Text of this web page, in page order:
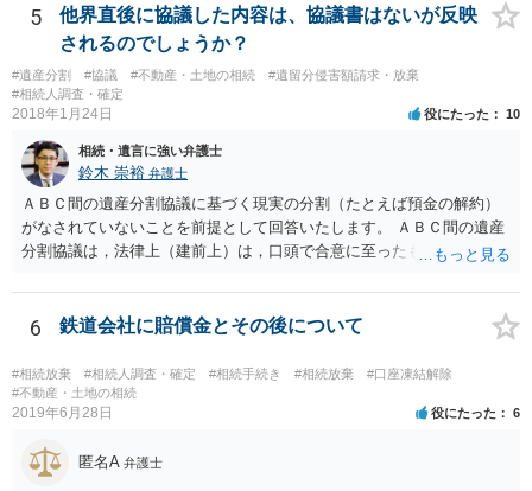
することはありませんので、数年後に借金が発見される可能性はほぼ
ありません。 なお、私が扱った相続放棄を検討していた案件で、期間
伸長して調査したところ、サラ金に対する過払金など相当な財産が見
つかったため相続したという事例がありました。
5
他界直後に協議した内容は、協議書はないが反映
されるのでしょうか？
#遺産分割 #協議 #不動産・土地の相続
#遺留分侵害額請求・放棄
#相続人調査・確定
2018年1月24日 役にたった 10
相続・遺言に強い弁護士
鈴木 崇裕 弁護士
ＡＢＣ間の遺産分割協議に基づく現実の分割（たとえば預金の解約）
がなされていないことを前提として回答いたします。 ＡＢＣ間の遺産
分割協議は，法律上（建前上）は，口頭で合意に至ったものであって
ん。 また，不動産の名義を移転するためには，遺産分割協議書への署
名捺印を得る必要があります。 したがって，残念ながら，「ＡＢＣ間
の遺産分割協議が有効に成立している」という前提に基づく主張は困
難と思われます。 「ＡＢＣ間の遺産分割協議は未了のまま，ＡとＢが
死亡し，二次相続が発生した」という前提に基づいて協議を進める必
要があります。 もちろん，Ｃの立場としては，ＡＢＣ間の遺産分割協
人は応じない姿勢を示していることから，実現は困難だと思います。
6 鉄道会社に賠償金とその後について
#相続放棄 #相続人調査・確定 #相続手続き #相続放棄
#口座凍結解除
#不動産・土地の相続
2019年6月28日 役にたった 6
匿名A 弁護士